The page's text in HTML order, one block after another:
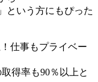
という方にもぴった
仕事もプライベー
得率も90％以上と